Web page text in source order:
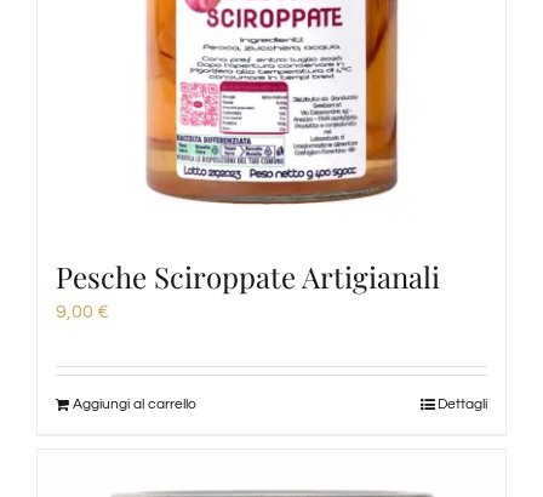
Pesche Sciroppate Artigianali
9,00 €
Aggiungi al carrello Dettagli